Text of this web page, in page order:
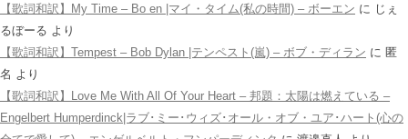
【歌詞和訳】My Time – Bo en |マイ・タイム(私の時間) – ボーエン に じぇ
るぼーる より
【歌詞和訳】Tempest – Bob Dylan |テンペスト(嵐) – ボブ・ディラン に 匿
名 より
【歌詞和訳】Love Me With All Of Your Heart – 邦題：太陽は燃えている –
Engelbert Humperdinck|ラブ･ミー･ウィズ･オール・オブ・ユア･ハート(心の